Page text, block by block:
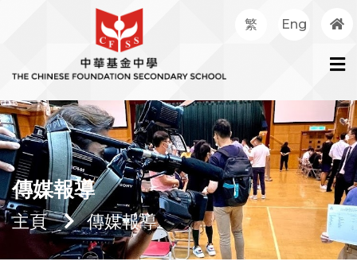
繁 Eng
傳媒報導
主頁 傳媒報導